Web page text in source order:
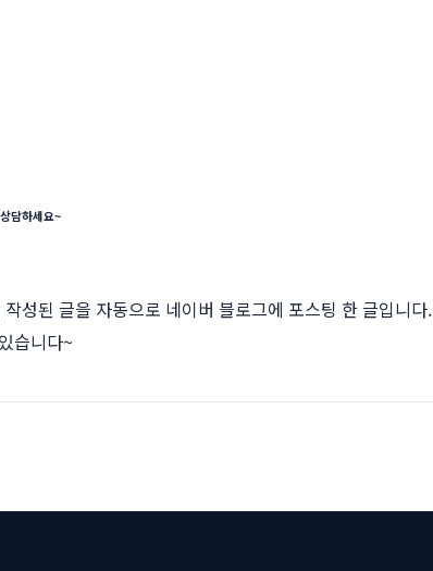
담하세요~
성된 글을 자동으로 네이버 블로그에 포스팅 한 글입니다.
습니다~